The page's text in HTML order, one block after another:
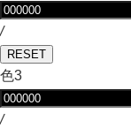
/
RESET
色3
/